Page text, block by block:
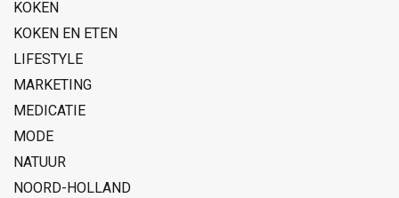
KOKEN
KOKEN EN ETEN
LIFESTYLE
MARKETING
MEDICATIE
MODE
NATUUR
NOORD-HOLLAND